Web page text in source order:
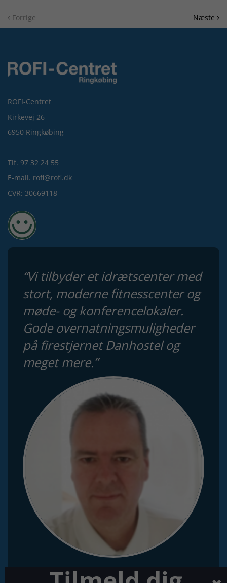
Forrige Næste
ROFI-Centret
Kirkevej 26
6950 Ringkøbing
Tlf. 97 32 24 55
E-mail. rofi@rofi.dk
CVR: 30669118
“Vi tilbyder et idrætscenter med
stort, moderne fitnesscenter og
møde- og konferencelokaler.
Gode overnatningsmuligheder
på firestjernet Danhostel og
meget mere.”
PER ANDERSEN